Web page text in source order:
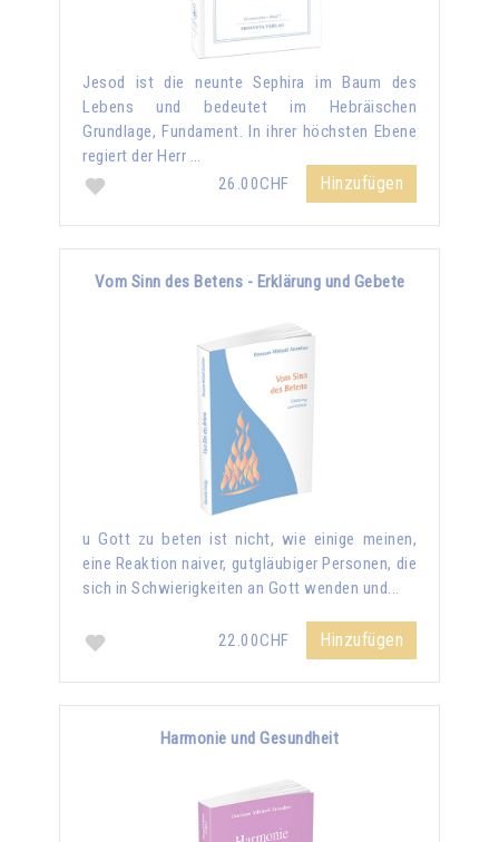
Jesod ist die neunte Sephira im Baum des
Lebens und bedeutet im Hebräischen
Grundlage, Fundament. In ihrer höchsten Ebene
regiert der Herr …
26.00CHF
Hinzufügen
Vom Sinn des Betens - Erklärung und Gebete
u Gott zu beten ist nicht, wie einige meinen,
eine Reaktion naiver, gutgläubiger Personen, die
sich in Schwierigkeiten an Gott wenden und...
22.00CHF Hinzufügen
Harmonie und Gesundheit